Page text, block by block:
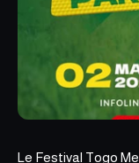
Le Festival Togo